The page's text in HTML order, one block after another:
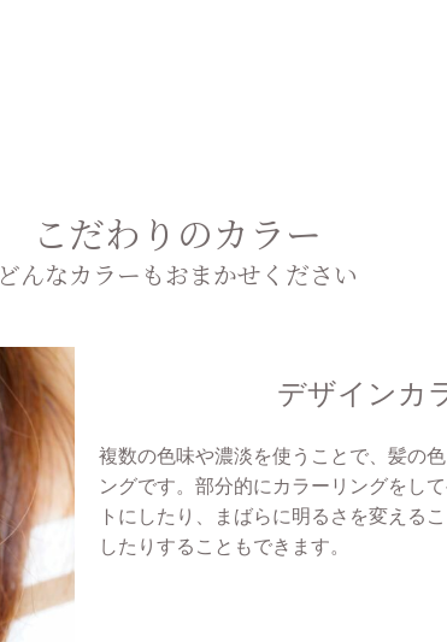
こだわりのカラー
どんなカラーもおまかせください
デザインカ
複数の色味や濃淡を使うことで、髪の
ングです。部分的にカラーリングをし
トにしたり、まばらに明るさを変える
したりすることもできます。